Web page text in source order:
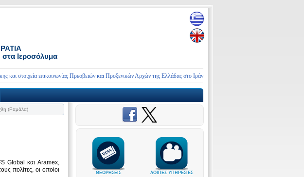
στα Ιεροσόλυμα
στοιχεία επικοινωνίας Πρεσβειών και Προξενικών Αρχών της Ελλάδας στο Ιράν και τη Μέση Ανατολή
(Ραμάλα)
Global και Aramex,
πολίτες, οι οποίοι
ΘΕΩΡΗΣΕΙΣ ΛΟΙΠΕΣ ΥΠΗΡΕΣΙΕΣ